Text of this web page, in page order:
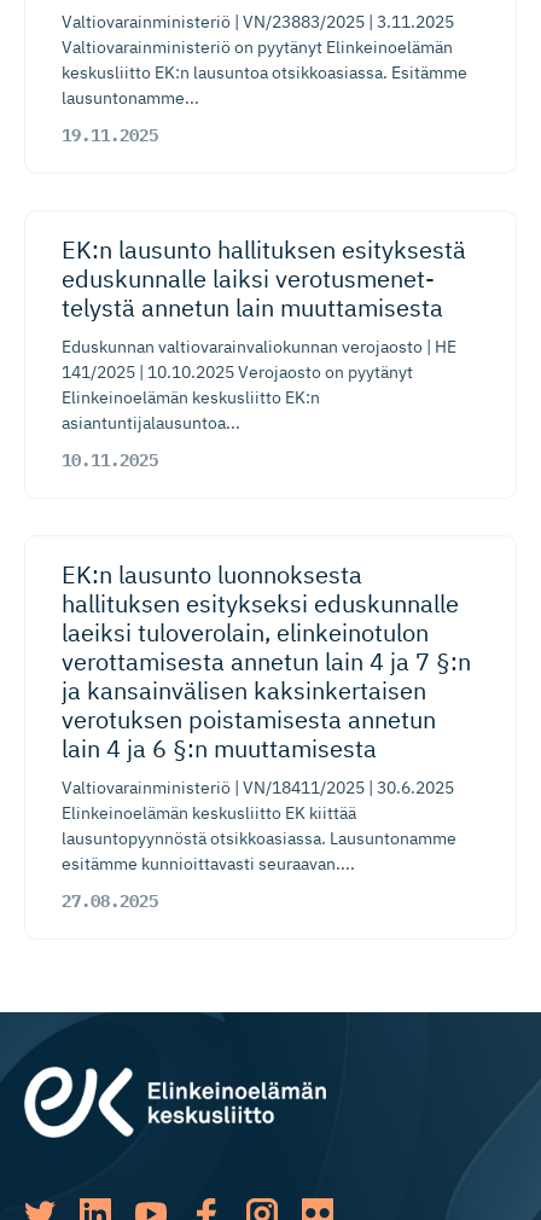
Valtiovarainministeriö | VN/23883/2025 | 3.11.2025
Valtiovarainministeriö on pyytänyt Elinkeinoelämän
keskusliitto EK:n lausuntoa otsikkoasiassa. Esitämme
lausuntonamme...
19.11.2025
EK:n lausunto hallituksen esityksestä
eduskunnalle laiksi verotusme­net­
telystä annetun lain muuttamisesta
Eduskunnan valtiovarainvaliokunnan verojaosto | HE
141/2025 | 10.10.2025 Verojaosto on pyytänyt
Elinkeinoelämän keskusliitto EK:n
asiantuntijalausuntoa...
10.11.2025
EK:n lausunto luonnoksesta
hallituksen esitykseksi eduskunnalle
laeiksi tuloverolain, elinkeinotulon
verottamisesta annetun lain 4 ja 7 §:n
ja kansainvälisen kaksinker­taisen
verotuksen poistamisesta annetun
lain 4 ja 6 §:n muuttamisesta
Valtiovarainministeriö | VN/18411/2025 | 30.6.2025
Elinkeinoelämän keskusliitto EK kiittää
lausuntopyynnöstä otsikkoasiassa. Lausuntonamme
esitämme kunnioittavasti seuraavan....
27.08.2025